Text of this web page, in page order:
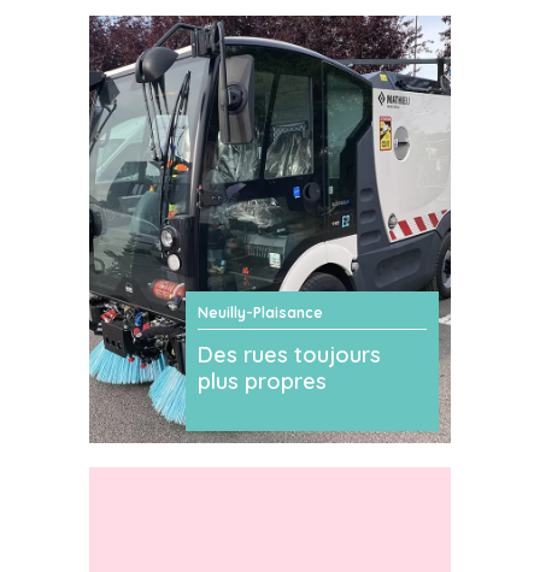
Neuilly-Plaisance
Des rues toujours
plus propres